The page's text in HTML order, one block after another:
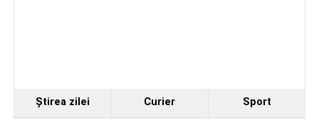
Ştirea zilei Curier Sport